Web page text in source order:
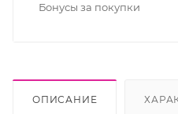
Бонусы за покупки
ОПИСАНИЕ